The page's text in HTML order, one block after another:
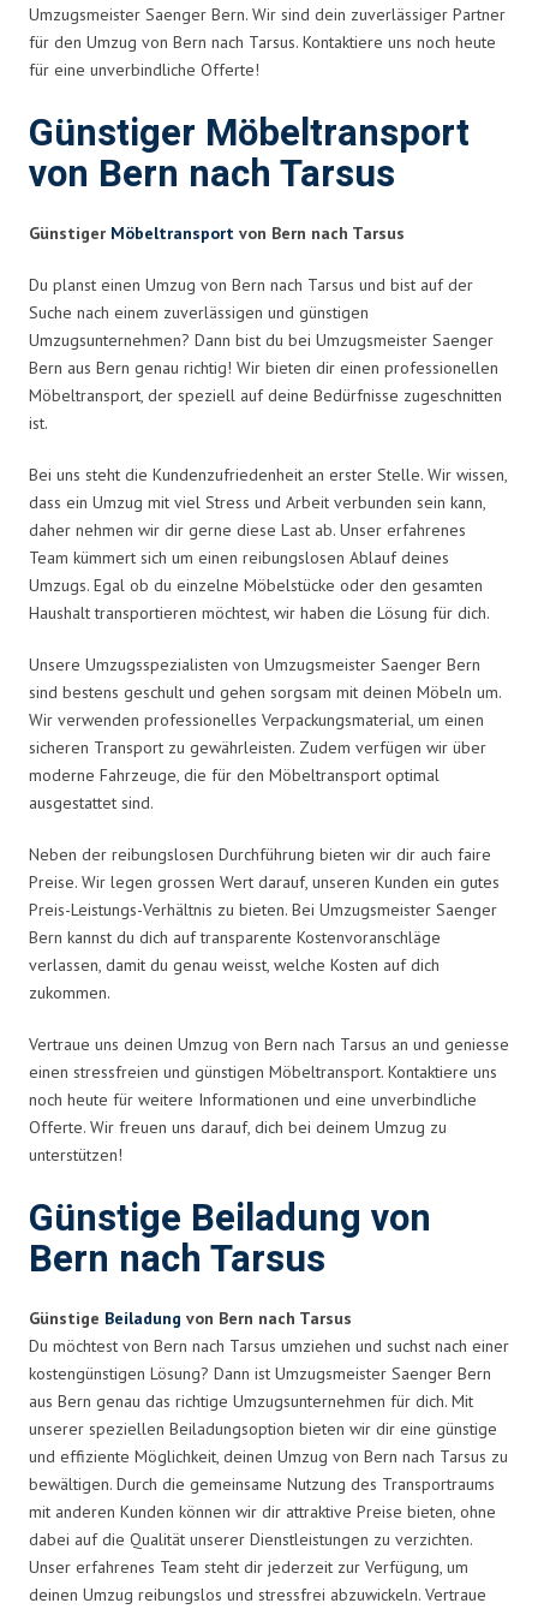
Umzugsmeister Saenger Bern. Wir sind dein zuverlässiger Partner
für den Umzug von Bern nach Tarsus. Kontaktiere uns noch heute
für eine unverbindliche Offerte!
Günstiger Möbeltransport
von Bern nach Tarsus
Günstiger Möbeltransport von Bern nach Tarsus
Du planst einen Umzug von Bern nach Tarsus und bist auf der
Suche nach einem zuverlässigen und günstigen
Umzugsunternehmen? Dann bist du bei Umzugsmeister Saenger
Bern aus Bern genau richtig! Wir bieten dir einen professionellen
Möbeltransport, der speziell auf deine Bedürfnisse zugeschnitten
ist.
Bei uns steht die Kundenzufriedenheit an erster Stelle. Wir wissen,
dass ein Umzug mit viel Stress und Arbeit verbunden sein kann,
daher nehmen wir dir gerne diese Last ab. Unser erfahrenes
Team kümmert sich um einen reibungslosen Ablauf deines
Umzugs. Egal ob du einzelne Möbelstücke oder den gesamten
Haushalt transportieren möchtest, wir haben die Lösung für dich.
Unsere Umzugsspezialisten von Umzugsmeister Saenger Bern
sind bestens geschult und gehen sorgsam mit deinen Möbeln um.
Wir verwenden professionelles Verpackungsmaterial, um einen
sicheren Transport zu gewährleisten. Zudem verfügen wir über
moderne Fahrzeuge, die für den Möbeltransport optimal
ausgestattet sind.
Neben der reibungslosen Durchführung bieten wir dir auch faire
Preise. Wir legen grossen Wert darauf, unseren Kunden ein gutes
Preis-Leistungs-Verhältnis zu bieten. Bei Umzugsmeister Saenger
Bern kannst du dich auf transparente Kostenvoranschläge
verlassen, damit du genau weisst, welche Kosten auf dich
zukommen.
Vertraue uns deinen Umzug von Bern nach Tarsus an und geniesse
einen stressfreien und günstigen Möbeltransport. Kontaktiere uns
noch heute für weitere Informationen und eine unverbindliche
Offerte. Wir freuen uns darauf, dich bei deinem Umzug zu
unterstützen!
Günstige Beiladung von
Bern nach Tarsus
Günstige Beiladung von Bern nach Tarsus
Du möchtest von Bern nach Tarsus umziehen und suchst nach einer
kostengünstigen Lösung? Dann ist Umzugsmeister Saenger Bern
aus Bern genau das richtige Umzugsunternehmen für dich. Mit
unserer speziellen Beiladungsoption bieten wir dir eine günstige
und effiziente Möglichkeit, deinen Umzug von Bern nach Tarsus zu
bewältigen. Durch die gemeinsame Nutzung des Transportraums
mit anderen Kunden können wir dir attraktive Preise bieten, ohne
dabei auf die Qualität unserer Dienstleistungen zu verzichten.
Unser erfahrenes Team steht dir jederzeit zur Verfügung, um
deinen Umzug reibungslos und stressfrei abzuwickeln. Vertraue